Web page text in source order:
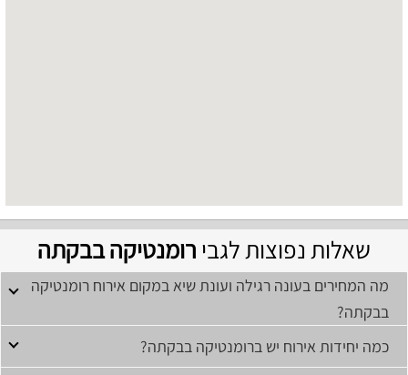
שאלות נפוצות לגבי רומנטיקה בבקתה
מה המחירים בעונה רגילה ועונת שיא במקום אירוח רומנטיקה
בבקתה?
כמה יחידות אירוח יש ברומנטיקה בבקתה?